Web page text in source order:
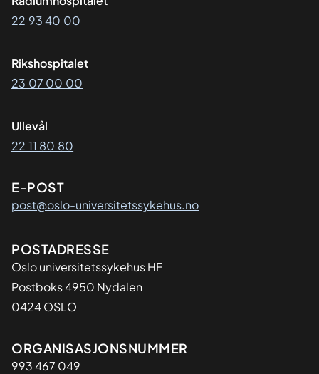
22 93 40 00
Rikshospitalet
23 07 00 00
Ullevål
22 11 80 80
E-POST
post@oslo-universitetssykehus.no
Adresse
POSTADRESSE
Oslo universitetssykehus HF
Postboks 4950 Nydalen
0424 OSLO
Organisasjon
ORGANISASJONSNUMMER
993 467 049